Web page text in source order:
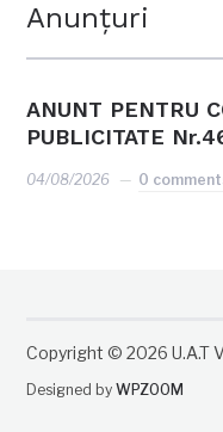
Anunțuri
ANUNT PENTRU
PUBLICITATE
04/08/2026 0
Copyright © 2026 U.A.T
Designed byWPZOOM